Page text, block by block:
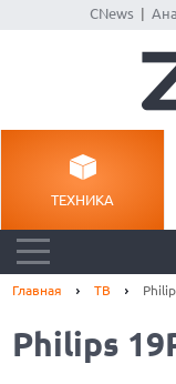
CNews|
ТЕХНИКА
Главная ТВ
Philips